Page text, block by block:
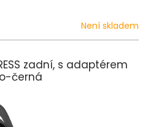
Není skladem
zadní, s adaptérem
černá